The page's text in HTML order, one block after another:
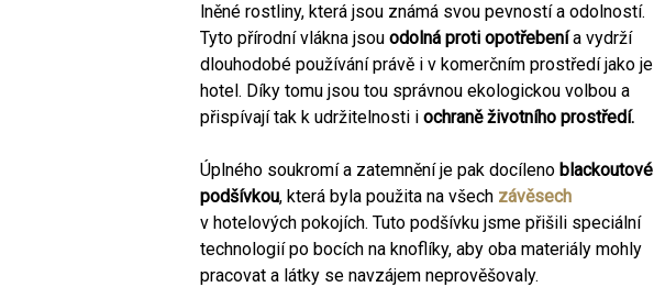
lněné rostliny, která jsou známá svou pevností a odolností.
Tyto přírodní vlákna jsou odolná proti opotřebenía vydrží
dlouhodobé používání právě i v komerčním prostředí jako je
hotel. Díky tomu jsou tou správnou ekologickou volbou a
přispívají tak k udržitelnosti i ochraně životního prostředí.
Úplného soukromí a zatemnění je pak docíleno blackoutové
podšívkou, která byla použita na všech závěsech
v hotelových pokojích. Tuto podšívku jsme přišili speciální
technologií po bocích na knoflíky, aby oba materiály mohly
pracovat a látky se navzájem neprověšovaly.